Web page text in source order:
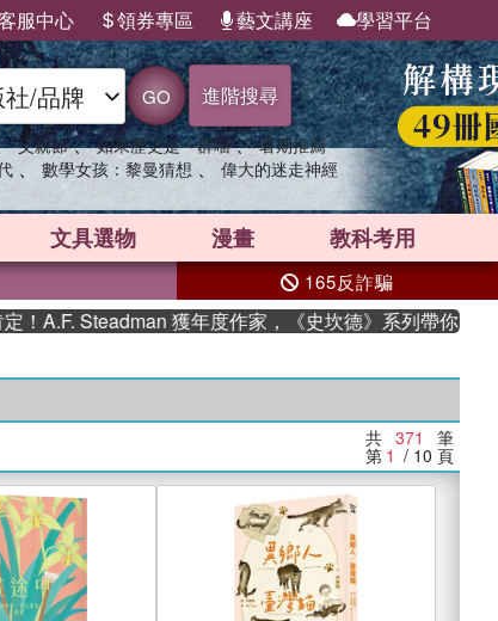
服中心 領券專區 藝文講座 學習平台
GO 進階搜尋
父親節 、 如果歷史是一群喵 、 暑期推薦
、 數學女孩：黎曼猜想 、 偉大的迷走神經
文具選物 漫畫 教科考用
165反詐騙
獲年度作家，《史坎德》系列帶你踏上熱血奇幻旅
共 371 筆
第 1 / 10 頁